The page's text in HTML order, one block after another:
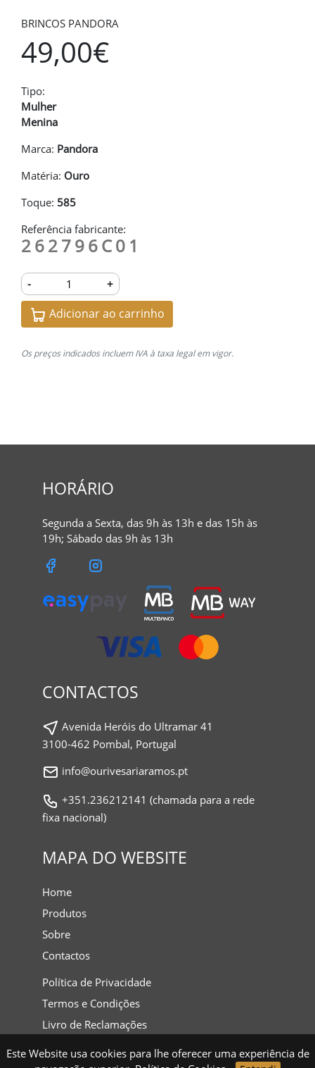
BRINCOS PANDORA
49,00€
Tipo:
Mulher
Menina
Marca: Pandora
Matéria: Ouro
Toque: 585
Referência fabricante:
262796C01
- +
Adicionar ao carrinho
Os preços indicados incluem IVA à taxa legal em vigor.
HORÁRIO
Segunda a Sexta, das 9h às 13h e das 15h às
19h; Sábado das 9h às 13h
CONTACTOS
Avenida Heróis do Ultramar 41
3100-462 Pombal, Portugal
info@ourivesariaramos.pt
+351.236212141 (chamada para a rede
fixa nacional)
MAPA DO WEBSITE
Home
Produtos
Sobre
Contactos
Política de Privacidade
Termos e Condições
Livro de Reclamações
Este Website usa cookies para lhe oferecer uma experiência de